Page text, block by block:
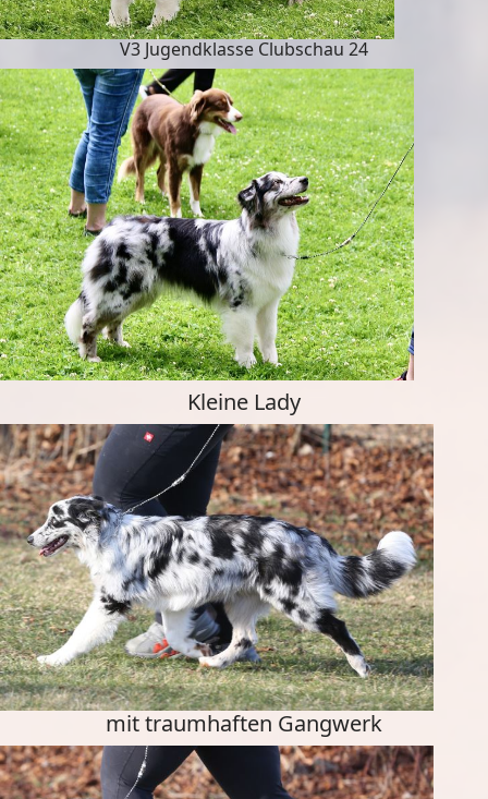
V3 Jugendklasse Clubschau 24
Kleine Lady
mit traumhaften Gangwerk